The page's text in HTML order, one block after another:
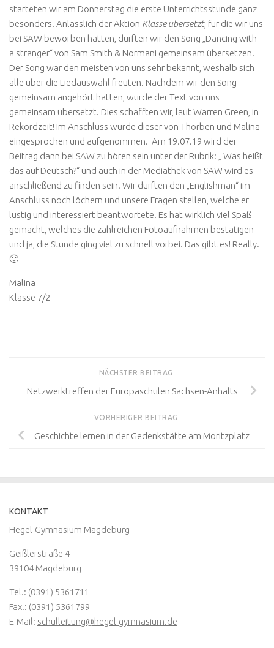
starteten wir am Donnerstag die erste Unterrichtsstunde ganz
besonders. Anlässlich der Aktion Klasse übersetzt, für die wir uns
bei SAW beworben hatten, durften wir den Song „Dancing with
a stranger“ von Sam Smith & Normani gemeinsam übersetzen.
Der Song war den meisten von uns sehr bekannt, weshalb sich
alle über die Liedauswahl freuten. Nachdem wir den Song
gemeinsam angehört hatten, wurde der Text von uns
gemeinsam übersetzt. Dies schafften wir, laut Warren Green, in
Rekordzeit! Im Anschluss wurde dieser von Thorben und Malina
eingesprochen und aufgenommen. Am 19.07.19 wird der
Beitrag dann bei SAW zu hören sein unter der Rubrik: „ Was heißt
das auf Deutsch?“ und auch in der Mediathek von SAW wird es
anschließend zu finden sein. Wir durften den „Englishman“ im
Anschluss noch löchern und unsere Fragen stellen, welche er
lustig und interessiert beantwortete. Es hat wirklich viel Spaß
gemacht, welches die zahlreichen Fotoaufnahmen bestätigen
und ja, die Stunde ging viel zu schnell vorbei. Das gibt es! Really.
🙂
Malina
Klasse 7/2
NÄCHSTER BEITRAG
Netzwerktreffen der Europaschulen Sachsen-Anhalts
VORHERIGER BEITRAG
Geschichte lernen in der Gedenkstätte am Moritzplatz
KONTAKT
Hegel-Gymnasium Magdeburg
Geißlerstraße 4
39104 Magdeburg
Tel.: (0391) 5361711
Fax.: (0391) 5361799
E-Mail: schulleitung@hegel-gymnasium.de